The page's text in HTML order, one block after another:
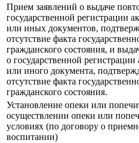
Прием заявлений о выдаче
государственной регистрации
или иных документов,
отсутствие факта
гражданского состояния, и
о государственной регистрации
или иного документа,
отсутствие факта
гражданского состояния.
Установление опеки или
осуществлении опеки или
условиях (по договору о
воспитании)